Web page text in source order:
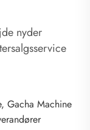
nyder
Gacha Machine